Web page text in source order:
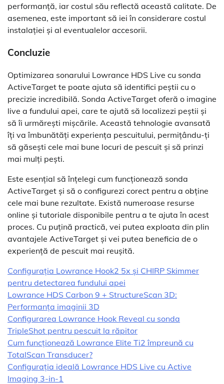
performanță, iar costul său reflectă această calitate. De
asemenea, este important să iei în considerare costul
instalației și al eventualelor accesorii.
Concluzie
Optimizarea sonarului Lowrance HDS Live cu sonda
ActiveTarget te poate ajuta să identifici peștii cu o
precizie incredibilă. Sonda ActiveTarget oferă o imagine
live a fundului apei, care te ajută să localizezi peștii și
să îi urmărești mișcările. Această tehnologie avansată
îți va îmbunătăți experiența pescuitului, permițându-ți
să găsești cele mai bune locuri de pescuit și să prinzi
mai mulți pești.
Este esențial să înțelegi cum funcționează sonda
ActiveTarget și să o configurezi corect pentru a obține
cele mai bune rezultate. Există numeroase resurse
online și tutoriale disponibile pentru a te ajuta în acest
proces. Cu puțină practică, vei putea exploata din plin
avantajele ActiveTarget și vei putea beneficia de o
experiență de pescuit mai reușită.
Configurația Lowrance Hook2 5x și CHIRP Skimmer
pentru detectarea fundului apei
Lowrance HDS Carbon 9 + StructureScan 3D:
Performanța imaginii 3D
Configurarea Lowrance Hook Reveal cu sonda
TripleShot pentru pescuit la răpitor
Cum funcționează Lowrance Elite Ti2 împreună cu
TotalScan Transducer?
Configurația ideală Lowrance HDS Live cu Active
Imaging 3-in-1